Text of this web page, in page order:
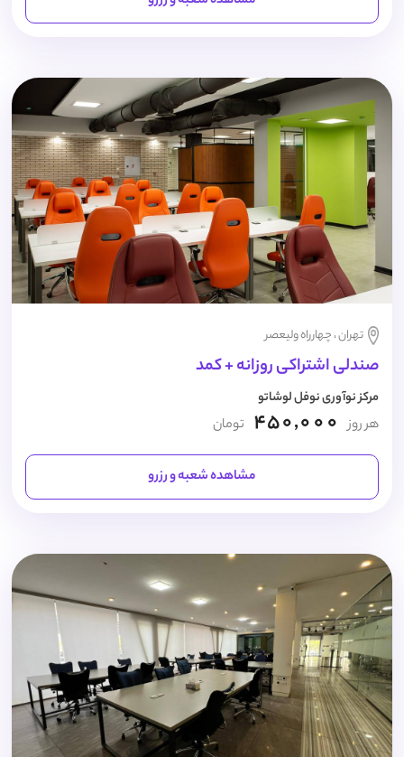
تهران ، چهارراه ولیعصر
صندلی اشتراکی روزانه + کمد
مرکز نوآوری نوفل لوشاتو
هر روز 450,000 تومان
مشاهده شعبه و رزرو